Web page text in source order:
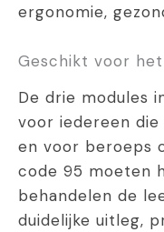
ergonomie,
Geschikt voor
De drie modules
voor iedereen
en voor beroeps
code 95 moeten
behandelen de
duidelijke uitleg,